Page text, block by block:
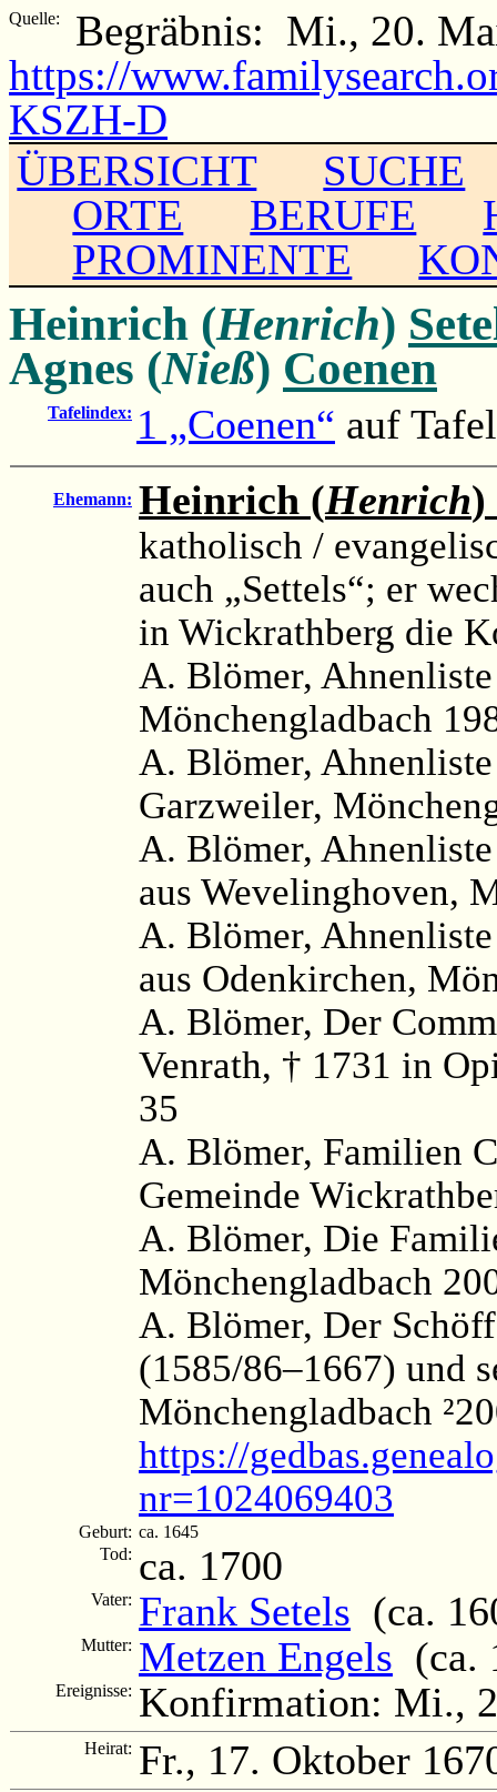
Begräbnis: Mi., 20.
Quelle:
https://
KSZH-D
ÜBERSICHT
SUCHE
ORTE
BERUFE
PROMINENTE
Heinrich (Henrich)
Agnes (Nieß) Coenen
Tafelindex: 1 „Coenen“ auf
Ehemann: Heinrich (Henrich)
katholisch /
auch „Settels“; er
in Wickrathberg die
A. Blömer,
Mönchengladbach
A. Blömer,
Garzweiler,
A. Blömer,
aus Wevelinghoven,
A. Blömer,
aus Odenkirchen,
A. Blömer, Der
Venrath, † 1731 in
35
A. Blömer, Familien
Gemeinde
A. Blömer, Die
Mönchengladbach
A. Blömer, Der
(1585/86–1667) und
Mönchengladbach
https://
nr=1024069403
Geburt: ca. 1645
Tod: ca. 1700
Vater: Frank Setels (ca.
Mutter: Metzen Engels (ca.
Ereignisse: Konfirmation: Mi.,
Heirat: Fr., 17. Oktober